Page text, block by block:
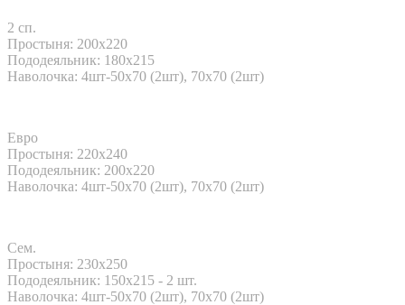
2 сп.
Простыня: 200x220
Пододеяльник: 180x215
Наволочка: 4шт-50х70 (2шт), 70х70 (2шт)
Евро
Простыня: 220x240
Пододеяльник: 200x220
Наволочка: 4шт-50х70 (2шт), 70х70 (2шт)
Сем.
Простыня: 230x250
Пододеяльник: 150x215 - 2 шт.
Наволочка: 4шт-50х70 (2шт), 70х70 (2шт)